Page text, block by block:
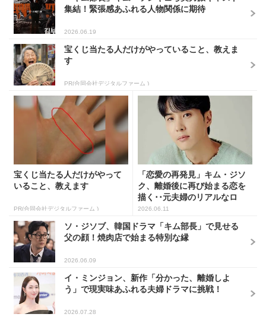
集結！緊張感あふれる人物関係に期待
2026.06.19
宝くじ当たる人だけがやっていること、教えま
す
PR(合同会社デジタルファーム )
宝くじ当たる人だけがやって
いること、教えます
PR(合同会社デジタルファーム )
「恋愛の再発見」キム・ジソ
ク、離婚後に再び始まる恋を
描く･･元夫婦のリアルなロ
マ...
2026.06.11
ソ・ジソブ、韓国ドラマ「キム部長」で見せる
父の顔！焼肉店で始まる特別な縁
2026.06.09
イ・ミンジョン、新作「分かった、離婚しよ
う」で現実味あふれる夫婦ドラマに挑戦！
2026.07.28